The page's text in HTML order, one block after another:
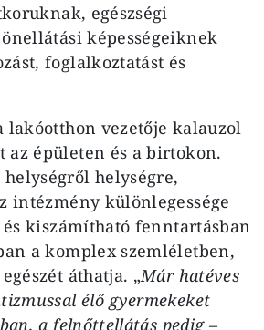
egészségi
képességeiknek
foglalkoztatást és
lakóotthon vezetője kalauzol
az épületen és a birtokon.
helységre,
intézmény különlegessége
kiszámítható fenntartásban
a komplex szemléletben,
áthatja. „Már hatéves
élő gyermekeket
a felnőttellátás pedig –